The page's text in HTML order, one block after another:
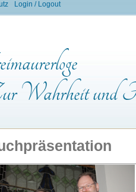
Login / Logout
Wahrheit und